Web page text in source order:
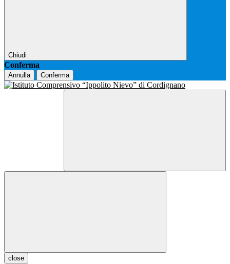
Chiudi
Conferma
Annulla Conferma
close